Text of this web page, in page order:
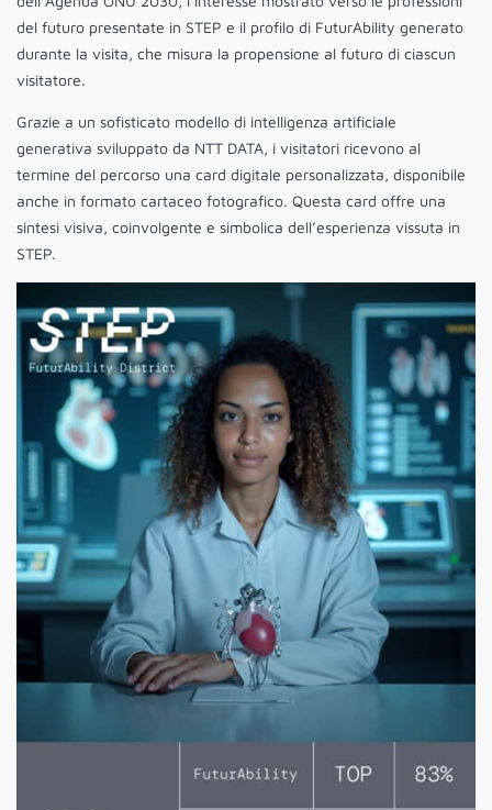
del futuro presentate in STEP e il profilo di FuturAbility generato
durante la visita, che misura la propensione al futuro di ciascun
visitatore.
Grazie a un sofisticato modello di intelligenza artificiale
generativa sviluppato da NTT DATA, i visitatori ricevono al
termine del percorso una card digitale personalizzata, disponibile
anche in formato cartaceo fotografico. Questa card offre una
sintesi visiva, coinvolgente e simbolica dell’esperienza vissuta in
STEP.